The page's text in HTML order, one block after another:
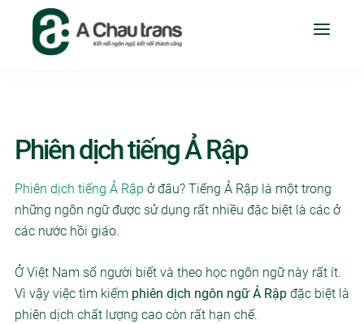
Phiên dịch tiếng Ả Rập
Phiên dịch tiếng Ả Rập ở đâu? Tiếng Ả Rập là một trong
những ngôn ngữ được sử dụng rất nhiều đặc biệt là các ở
các nước hồi giáo.
Ở Việt Nam số người biết và theo học ngôn ngữ này rất ít.
Vì vậy việc tìm kiếm phiên dịch ngôn ngữ Ả Rậpđặc biệt là
phiên dịch chất lượng cao còn rất hạn chế.